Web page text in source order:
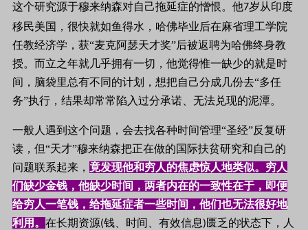
这个研究源于穆来纳森对自己拖延症的憎恨。他7岁从印度
移民美国，很快就如鱼得水，哈佛毕业后在麻省理工学院
任教经济学，获“麦克阿瑟天才奖”后被返聘为哈佛终身教
授。而立之年就几乎拥有一切，他觉得惟一缺少的就是时
间，脑袋里总有不同的计划，想把自己分成几份去“多任
务”执行，结果却常常陷入过分承诺、无法兑现的泥潭。
一般人遇到这个问题，会去找各种时间管理“圣经”反复研
读，但“天才”穆来纳森把正在做的国际扶贫研究和自己的
问题联系起来， 竟发现他和穷人的焦虑惊人地类似。穷人
们缺少金钱，他缺少时间，两者内在的一致性在于，即便
给穷人一笔钱，给拖延症者一些时间，他们也无法很好地
利用。 在长期资源(钱、时间、有效信息)匮乏的状态下，人